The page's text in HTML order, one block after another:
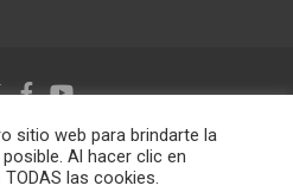
Tema por:Theme Horse
a:WordPress
sitio web para brindarte la
Al hacer clic en
las cookies.